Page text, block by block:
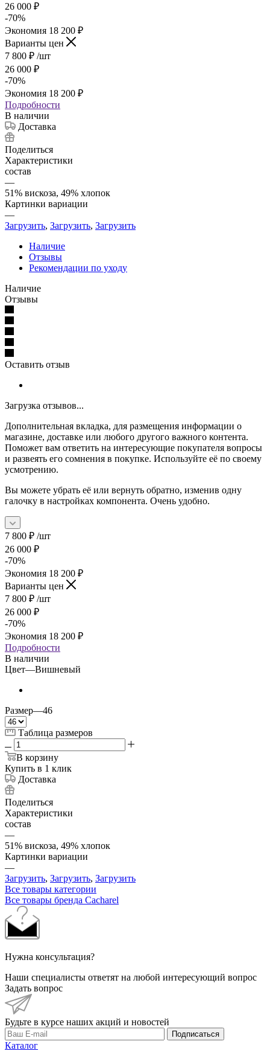
26 000 ₽
-70%
Экономия 18 200 ₽
Варианты цен
7 800 ₽ /шт
26 000 ₽
-70%
Экономия 18 200 ₽
Подробности
В наличии
Доставка
Поделиться
Характеристики
состав
—
51% вискоза, 49% хлопок
Картинки вариации
—
Загрузить, Загрузить, Загрузить
Наличие
Отзывы
Рекомендации по уходу
Наличие
Отзывы
Оставить отзыв
Загрузка отзывов...
Дополнительная вкладка, для размещения информации о
магазине, доставке или любого другого важного контента.
Поможет вам ответить на интересующие покупателя вопросы
и развеять его сомнения в покупке. Используйте её по своему
усмотрению.
Вы можете убрать её или вернуть обратно, изменив одну
галочку в настройках компонента. Очень удобно.
7 800 ₽ /шт
26 000 ₽
-70%
Экономия 18 200 ₽
Варианты цен
7 800 ₽ /шт
26 000 ₽
-70%
Экономия 18 200 ₽
Подробности
В наличии
Цвет—Вишневый
Размер—46
Таблица размеров
В корзину
Купить в 1 клик
Доставка
Поделиться
Характеристики
состав
—
51% вискоза, 49% хлопок
Картинки вариации
—
Загрузить, Загрузить, Загрузить
Все товары категории
Все товары бренда Cacharel
Нужна консультация?
Наши специалисты ответят на любой интересующий вопрос
Задать вопрос
Будьте в курсе наших акций и новостей
Подписаться
Каталог